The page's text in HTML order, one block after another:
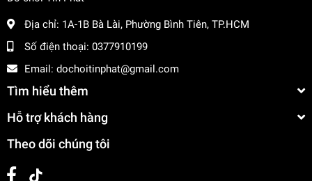
Địa chỉ: 1A-1B Bà Lài, Phường Bình Tiên, TP.HCM
Số điện thoại: 0377910199
Email: dochoitinphat@gmail.com
Tìm hiểu thêm
Hỗ trợ khách hàng
Theo dõi chúng tôi